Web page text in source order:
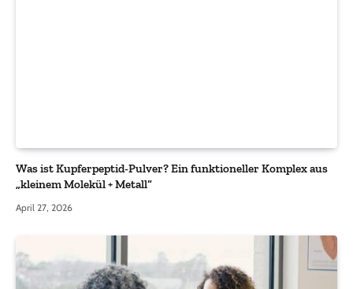
Was ist Kupferpeptid-Pulver? Ein funktioneller Komplex aus
„kleinem Molekül + Metall“
April 27, 2026